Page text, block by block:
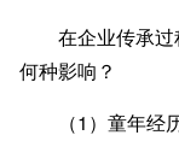
在企业传承
何种影响？
（1）童年经